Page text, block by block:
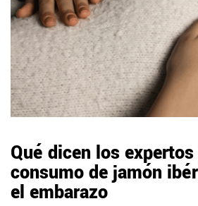
Qué dicen los
consumo de jamón
el embarazo